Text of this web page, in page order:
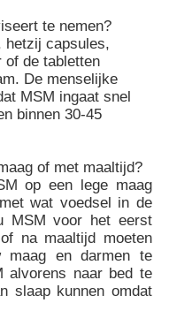
te nemen?
hetzij capsules,
of de tabletten
De menselijke
MSM ingaat snel
binnen 30-45
of met maaltijd?
op een lege maag
wat voedsel in de
MSM voor het eerst
na maaltijd moeten
maag en darmen te
alvorens naar bed te
slaap kunnen omdat